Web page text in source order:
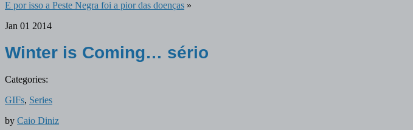
E por isso a Peste Negra foi a pior das doenças »
Jan 01 2014
Winter is Coming… sério
Categories:
GIFs, Series
by Caio Diniz